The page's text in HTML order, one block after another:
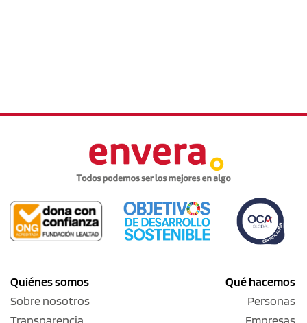
Quiénes somos
Sobre nosotros
Transparencia
Qué hacemos
Personas
Empresas